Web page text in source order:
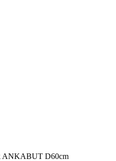
ANKABUT D60cm